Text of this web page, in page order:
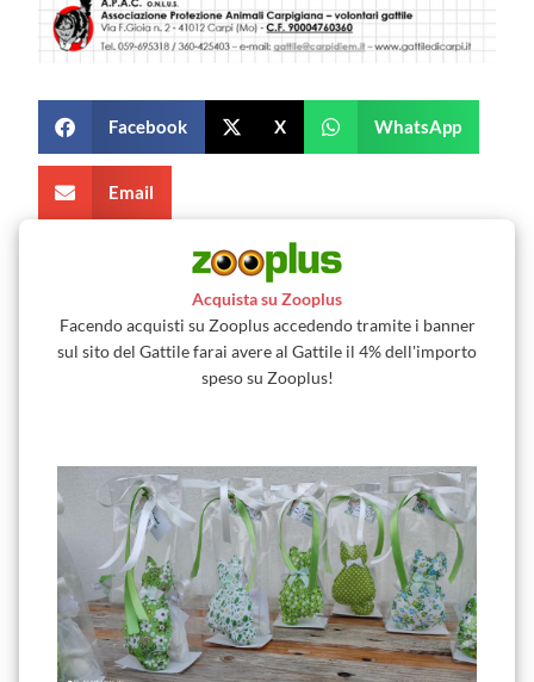
Facebook X WhatsApp
Email
Acquista su Zooplus
Facendo acquisti su Zooplus accedendo tramite i banner
sul sito del Gattile farai avere al Gattile il 4% dell'importo
speso su Zooplus!